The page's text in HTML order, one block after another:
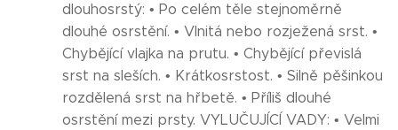
dlouhosrstý: • Po celém těle stejnoměrně
dlouhé osrstění. • Vlnitá nebo rozježená srst. •
Chybějící vlajka na prutu. • Chybějící převislá
srst na sleších. • Krátkosrstost. • Silně pěšinkou
rozdělená srst na hřbetě. • Příliš dlouhé
osrstění mezi prsty. VYLUČUJÍCÍ VADY: • Velmi